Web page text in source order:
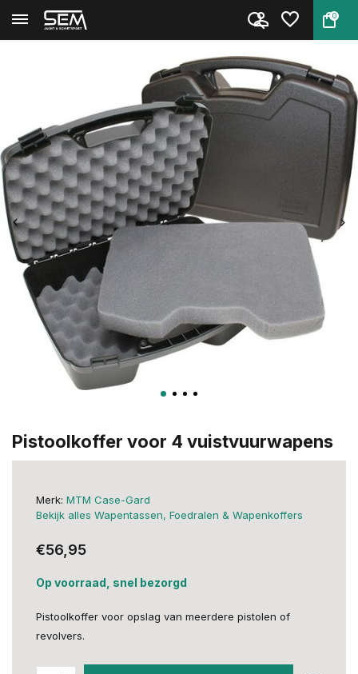
0
Terug Home Pistoolkoffer voor 4 vuistvuur...
Pistoolkoffer voor 4 vuistvuurwapens
Merk: MTM Case-Gard
Bekijk alles Wapentassen, Foedralen & Wapenkoffers
€56,95
Op voorraad, snel bezorgd
Pistoolkoffer voor opslag van meerdere pistolen of
revolvers.